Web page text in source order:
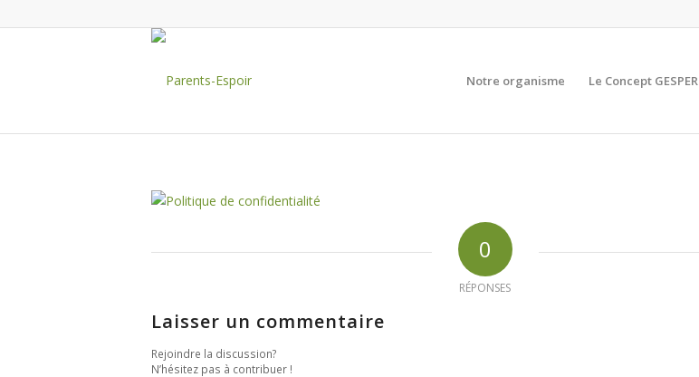
Notre organisme Le Concept GESPER
0
RÉPONSES
Laisser un commentaire
Rejoindre la discussion?
N’hésitez pas à contribuer !